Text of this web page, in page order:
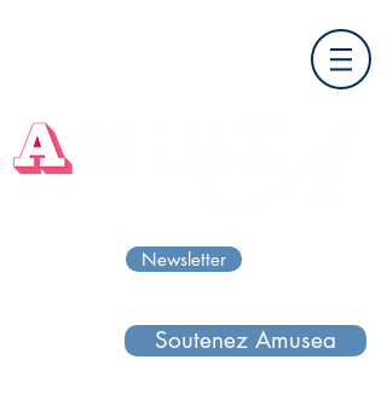
Newsletter
Soutenez Amusea